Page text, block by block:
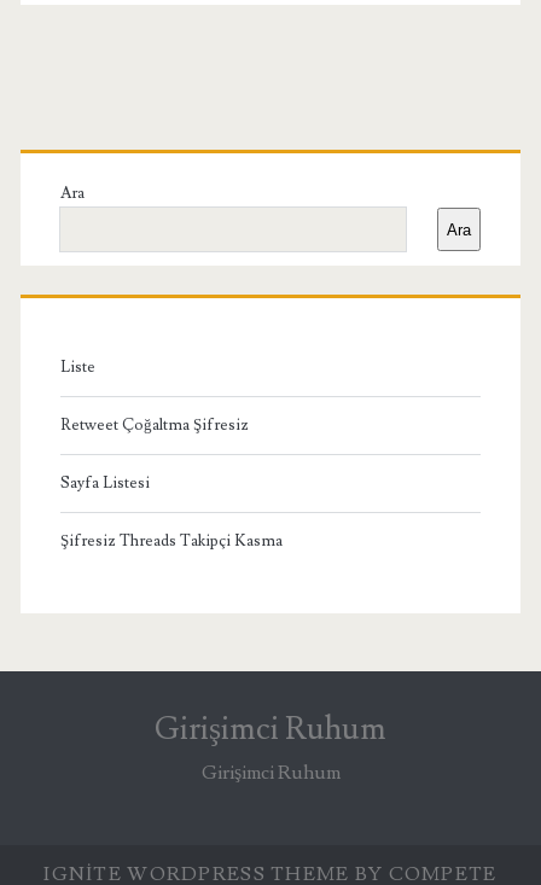
Birincil
Yan
Menü
Ara
Ara
Liste
Retweet Çoğaltma Şifresiz
Sayfa Listesi
Şifresiz Threads Takipçi Kasma
Girişimci Ruhum
Girişimci Ruhum
IGNITE WORDPRESS THEME BY COMPETE